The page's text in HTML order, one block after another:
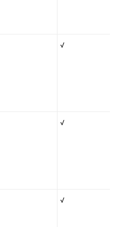
√
√
√